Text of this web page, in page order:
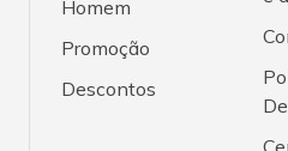
Homem
Promoção
Descontos